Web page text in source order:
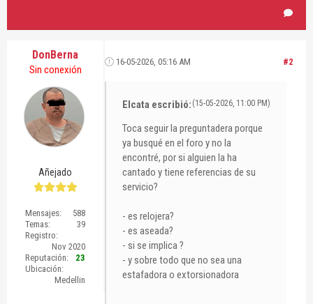
DonBerna
Sin conexión
Añejado
Mensajes:
588
Temas:
39
Registro:
Nov 2020
Reputación:
23
Ubicación:
Medellin
#2
16-05-2026, 05:16 AM
(15-05-2026, 11:00 PM)
Elcata escribió:
Toca seguir la preguntadera porque
ya busqué en el foro y no la
encontré, por si alguien la ha
cantado y tiene referencias de su
servicio?
- es relojera?
- es aseada?
- si se implica ?
- y sobre todo que no sea una
estafadora o extorsionadora